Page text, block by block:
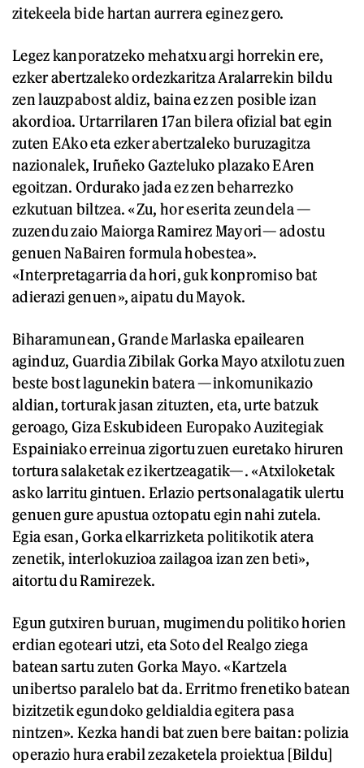
zitekeela bide hartan aurrera eginez gero.
Legez kanporatzeko mehatxu argi horrekin ere,
ezker abertzaleko ordezkaritza Aralarrekin bildu
zen lauzpabost aldiz, baina ez zen posible izan
akordioa. Urtarrilaren 17an bilera ofizial bat egin
zuten EAko eta ezker abertzaleko buruzagitza
nazionalek, Iruñeko Gazteluko plazako EAren
egoitzan. Ordurako jada ez zen beharrezko
ezkutuan biltzea. «Zu, hor eserita zeundela —
zuzendu zaio Maiorga Ramirez Mayori— adostu
genuen NaBairen formula hobestea».
«Interpretagarria da hori, guk konpromiso bat
adierazi genuen», aipatu du Mayok.
Biharamunean, Grande Marlaska epailearen
aginduz, Guardia Zibilak Gorka Mayo atxilotu zuen
beste bost lagunekin batera —inkomunikazio
aldian, torturak jasan zituzten, eta, urte batzuk
geroago, Giza Eskubideen Europako Auzitegiak
Espainiako erreinua zigortu zuen euretako hiruren
tortura salaketak ez ikertzeagatik—. «Atxiloketak
asko larritu gintuen. Erlazio pertsonalagatik ulertu
genuen gure apustua oztopatu egin nahi zutela.
Egia esan, Gorka elkarrizketa politikotik atera
zenetik, interlokuzioa zailagoa izan zen beti»,
aitortu du Ramirezek.
Egun gutxiren buruan, mugimendu politiko horien
erdian egoteari utzi, eta Soto del Realgo ziega
batean sartu zuten Gorka Mayo. «Kartzela
unibertso paralelo bat da. Erritmo frenetiko batean
bizitzetik egundoko geldialdia egitera pasa
nintzen». Kezka handi bat zuen bere baitan: polizia
operazio hura erabil zezaketela proiektua [Bildu]